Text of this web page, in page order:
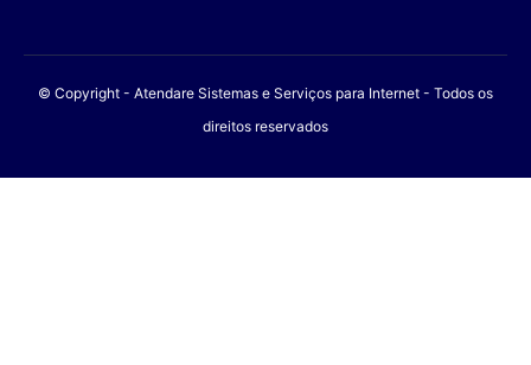
© Copyright - Atendare Sistemas e Serviços para Internet - Todos os
direitos reservados